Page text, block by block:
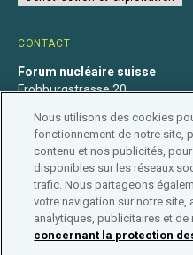
CONTACT
Forum nucléaire suisse
Frohburgstrasse 20
+41 31 560 36 50
info@nuklearforum.ch
Déclaration de confidentialité
Nous utilisons des cookies
fonctionnement de notre site,
contenu et nos publicités,
disponibles sur les réseaux
trafic. Nous partageons
votre navigation sur notre site,
analytiques, publicitaires et de
concernant la protection